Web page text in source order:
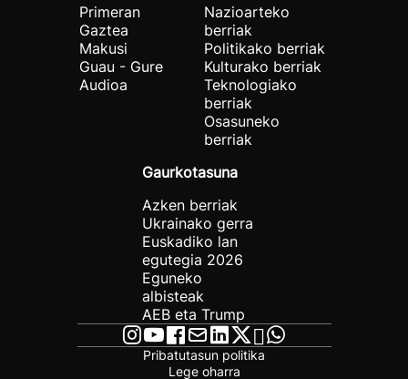
Primeran
Gaztea
Makusi
Guau - Gure
Audioa
Nazioarteko
berriak
Politikako berriak
Kulturako berriak
Teknologiako
berriak
Osasuneko
berriak
Gaurkotasuna
Azken berriak
Ukrainako gerra
Euskadiko lan
egutegia 2026
Eguneko
albisteak
AEB eta Trump
Pribatutasun politika
Lege oharra